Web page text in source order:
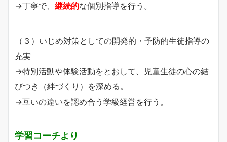
→丁寧で、 継続的な個別指導を行う。
（３）いじめ対策としての開発的・予防的生徒指導の
充実
→特別活動や体験活動をとおして、児童生徒の心の結
びつき（絆づくり）を深める。
→互いの違いを認め合う学級経営を行う。
学習コーチより